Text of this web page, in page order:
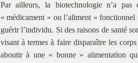
Par ailleurs, la biotechnologie n’a pas
« médicament » ou l’aliment «
guérir l’individu. Si des raisons de santé
visant à termes à faire disparaître les
aboutir à une « bonne » alimentation